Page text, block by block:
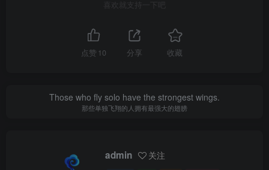
喜欢就支持一下吧
点赞 10 分享 收藏
Those who fly solo have the strongest wings.
那些单独飞翔的人拥有最强大的翅膀
admin 关注